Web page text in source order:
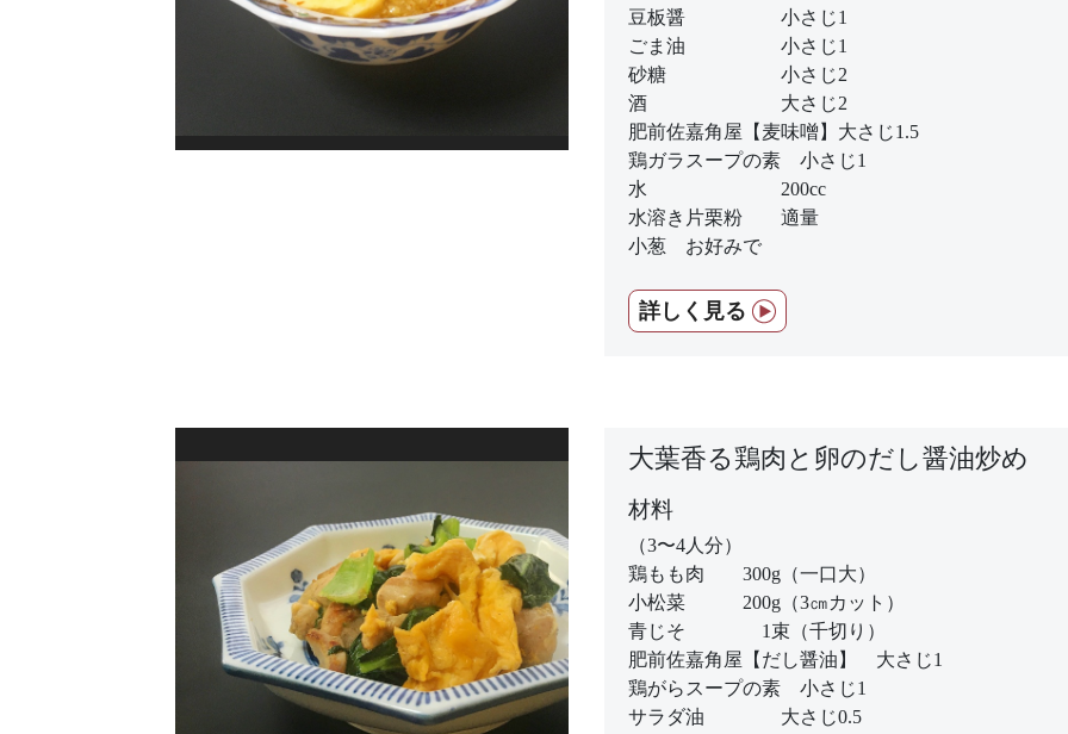
豆板醤 小さじ1
ごま油 小さじ1
砂糖 小さじ2
酒 大さじ2
肥前佐嘉角屋【麦味噌】大さじ1.5
鶏ガラスープの素 小さじ1
水 200cc
水溶き片栗粉 適量
小葱 お好みで
詳しく見る
大葉香る鶏肉と卵のだし醤油炒め
材料
（3〜4人分）
鶏もも肉 300g（一口大）
小松菜 200g（3㎝カット）
青じそ 1束（千切り）
肥前佐嘉角屋【だし醤油】 大さじ1
鶏がらスープの素 小さじ1
サラダ油 大さじ0.5